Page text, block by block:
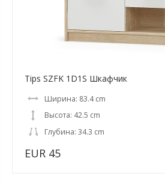
Tips SZFK 1D1S Шкафчик
Ширина: 83.4 cm
Высота: 42.5 cm
Глубина: 34.3 cm
EUR 45